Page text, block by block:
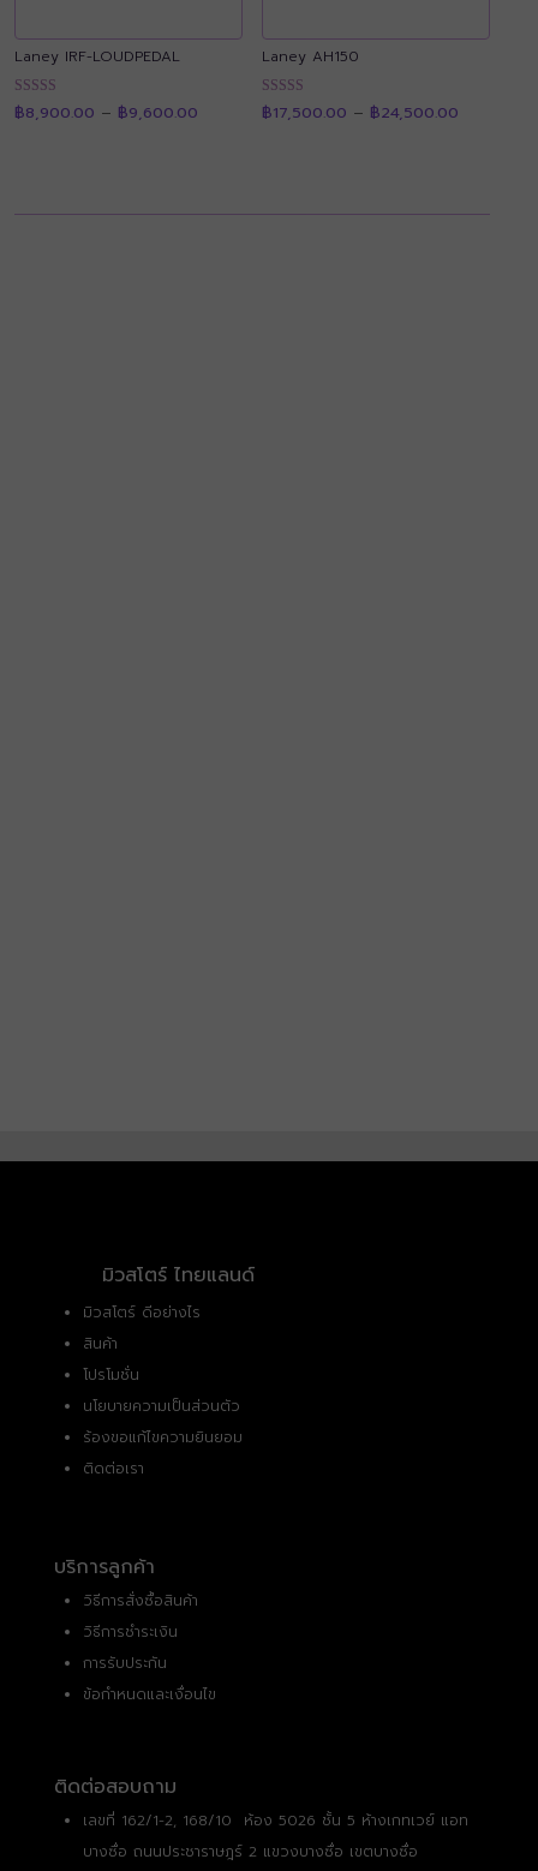
Laney IRF-LOUDPEDAL
ให้คะแนน
4.90
฿8,900.00 – ฿9,600.00
Laney AH150
ให้คะแนน
4.89
฿17,500.00 – ฿24,500.00range:
มิวสโตร์ ไทยแลนด์
มิวสโตร์ ดีอย่างไร
สินค้า
โปรโมชั่น
นโยบายความเป็นส่วนตัว
ร้องขอแก้ไขความยินยอม
ติดต่อเรา
บริการลูกค้า
วิธีการสั่งซื้อสินค้า
วิธีการชำระเงิน
การรับประกัน
ข้อกำหนดและเงื่อนไข
ติดต่อสอบถาม
เลขที่ 162/1-2, 168/10 ห้อง 5026 ชั้น 5 ห้างเกทเวย์ แอท
บางซื่อ ถนนประชาราษฎร์ 2 แขวงบางซื่อ เขตบางซื่อ